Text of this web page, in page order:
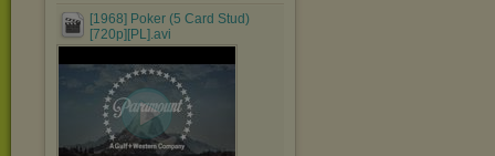
[1968] Poker (5 Card Stud)
[720p][PL].avi